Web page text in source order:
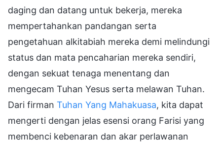
daging dan datang untuk bekerja, mereka
mempertahankan pandangan serta
pengetahuan alkitabiah mereka demi melindungi
status dan mata pencaharian mereka sendiri,
dengan sekuat tenaga menentang dan
mengecam Tuhan Yesus serta melawan Tuhan.
Dari firman Tuhan Yang Mahakuasa, kita dapat
mengerti dengan jelas esensi orang Farisi yang
membenci kebenaran dan akar perlawanan